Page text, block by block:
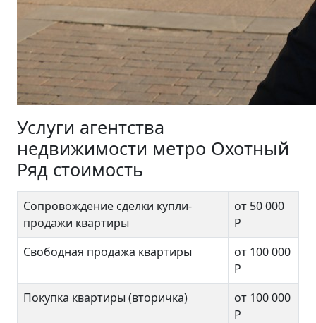
Услуги агентства
недвижимости метро Охотный
Ряд стоимость
Сопровождение сделки купли-
продажи квартиры
от 50 000
Р
Свободная продажа квартиры
от 100 000
Р
Покупка квартиры (вторичка)
от 100 000
Р